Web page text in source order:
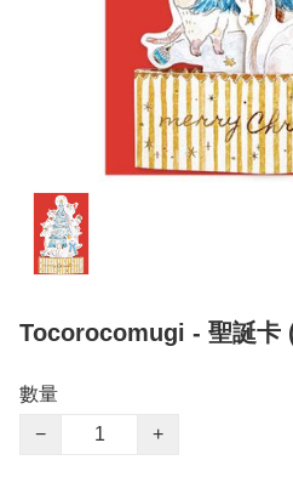
Tocorocomugi - 聖誕卡
數量
−
+